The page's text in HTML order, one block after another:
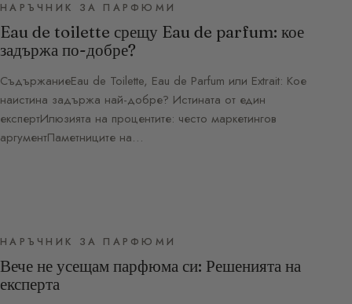
НАРЪЧНИК ЗА ПАРФЮМИ
Eau de toilette срещу Eau de parfum: кое
задържа по-добре?
СъдържаниеEau de Toilette, Eau de Parfum или Extrait: Кое
наистина задържа най-добре? Истината от един
експертИлюзията на процентите: често маркетингов
аргументПаметниците на…
НАРЪЧНИК ЗА ПАРФЮМИ
Вече не усещам парфюма си: Решенията на
експерта